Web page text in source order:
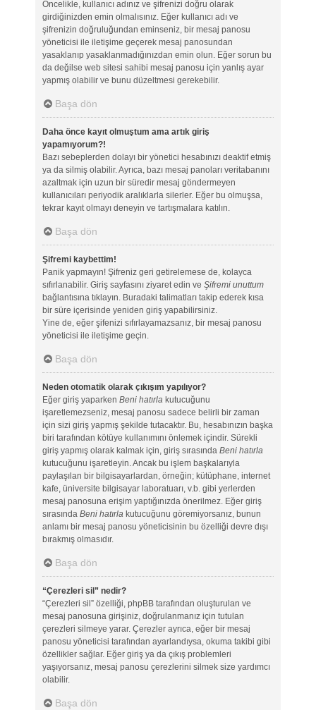
Öncelikle, kullanıcı adınız ve şifrenizi doğru olarak
girdiğinizden emin olmalısınız. Eğer kullanıcı adı ve
şifrenizin doğruluğundan eminseniz, bir mesaj panosu
yöneticisi ile iletişime geçerek mesaj panosundan
yasaklanıp yasaklanmadığınızdan emin olun. Eğer sorun bu
da değilse web sitesi sahibi mesaj panosu için yanlış ayar
yapmış olabilir ve bunu düzeltmesi gerekebilir.
Başa dön
Daha önce kayıt olmuştum ama artık giriş
yapamıyorum?!
Bazı sebeplerden dolayı bir yönetici hesabınızı deaktif etmiş
ya da silmiş olabilir. Ayrıca, bazı mesaj panoları veritabanını
azaltmak için uzun bir süredir mesaj göndermeyen
kullanıcıları periyodik aralıklarla silerler. Eğer bu olmuşsa,
tekrar kayıt olmayı deneyin ve tartışmalara katılın.
Başa dön
Şifremi kaybettim!
Panik yapmayın! Şifreniz geri getirelemese de, kolayca
sıfırlanabilir. Giriş sayfasını ziyaret edin ve Şifremi unuttum
bağlantısına tıklayın. Buradaki talimatları takip ederek kısa
bir süre içerisinde yeniden giriş yapabilirsiniz.
Yine de, eğer şifenizi sıfırlayamazsanız, bir mesaj panosu
yöneticisi ile iletişime geçin.
Başa dön
Neden otomatik olarak çıkışım yapılıyor?
Eğer giriş yaparken Beni hatırlakutucuğunu
işaretlemezseniz, mesaj panosu sadece belirli bir zaman
için sizi giriş yapmış şekilde tutacaktır. Bu, hesabınızın başka
biri tarafından kötüye kullanımını önlemek içindir. Sürekli
giriş yapmış olarak kalmak için, giriş sırasında Beni hatırla
kutucuğunu işaretleyin. Ancak bu işlem başkalarıyla
paylaşılan bir bilgisayarlardan, örneğin; kütüphane, internet
kafe, üniversite bilgisayar laboratuarı, v.b. gibi yerlerden
mesaj panosuna erişim yaptığınızda önerilmez. Eğer giriş
sırasında Beni hatırlakutucuğunu göremiyorsanız, bunun
anlamı bir mesaj panosu yöneticisinin bu özelliği devre dışı
bırakmış olmasıdır.
Başa dön
“Çerezleri sil” nedir?
“Çerezleri sil” özelliği, phpBB tarafından oluşturulan ve
mesaj panosuna girişiniz, doğrulanmanız için tutulan
çerezleri silmeye yarar. Çerezler ayrıca, eğer bir mesaj
panosu yöneticisi tarafından ayarlandıysa, okuma takibi gibi
özellikler sağlar. Eğer giriş ya da çıkış problemleri
yaşıyorsanız, mesaj panosu çerezlerini silmek size yardımcı
olabilir.
Başa dön